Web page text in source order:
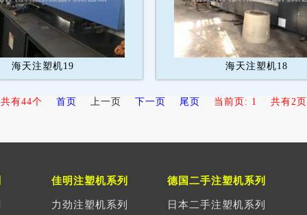
海天注塑机19 海天注塑机18
共有44个 首页 上一页 下一页 尾页 当前页: 1 共有2页
佳明注塑机系列
力劲注塑机系列
德国二手注塑机系列
日本二手注塑机系列